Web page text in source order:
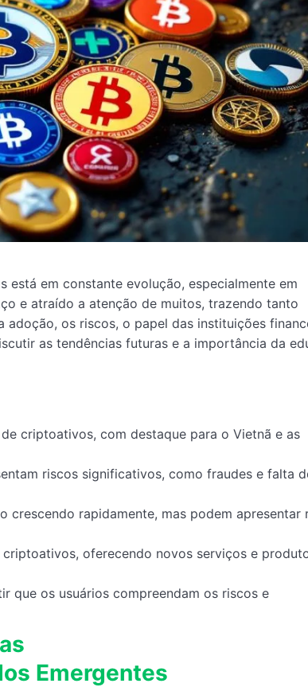
está em constante evolução, especialmente em
e atraído a atenção de muitos, trazendo tanto
os riscos, o papel das instituições
as tendências futuras e a importância da
criptoativos, com destaque para o Vietnã e as
riscos significativos, como fraudes e falta
crescendo rapidamente, mas podem apresentar
oferecendo novos serviços e
que os usuários compreendam os riscos e
Emergentes